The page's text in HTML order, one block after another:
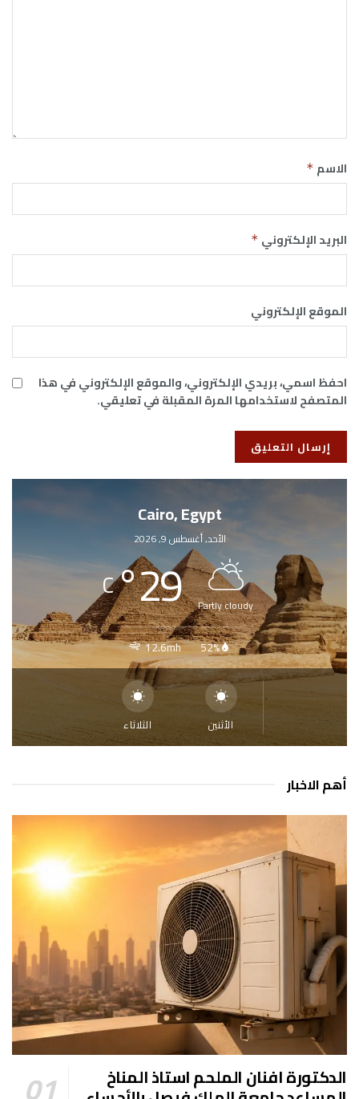
الاسم *
البريد الإلكتروني *
الموقع الإلكتروني
احفظ اسمي، بريدي الإلكتروني، والموقع الإلكتروني في هذا
المتصفح لاستخدامها المرة المقبلة في تعليقي.
Cairo, Egypt
الأحد, أغسطس 9, 2026
Partly cloudy
29
°
C
52%
12.6mh
الأثنين الثلاثاء
أهم الاخبار
الدكتورة افنان الملحم استاذ المناخ